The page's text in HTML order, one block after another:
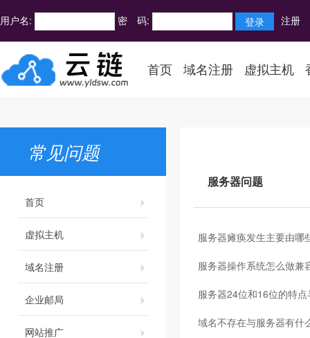
用户名: 密 码: 注册
首页 域名注册 虚拟主机
常见问题
首页
虚拟主机
域名注册
企业邮局
网站推广
服务器问题
服务器瘫痪发生主要由哪
服务器操作系统怎么做兼
服务器24位和16位的特
域名不存在与服务器有什